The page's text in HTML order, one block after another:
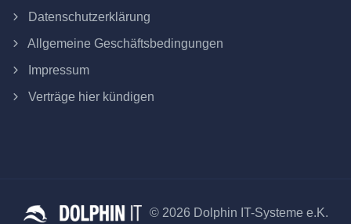
Datenschutzerklärung
Allgemeine Geschäftsbedingungen
Impressum
Verträge hier kündigen
© 2026 Dolphin IT-Systeme e.K.